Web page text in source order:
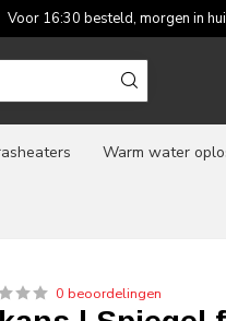
Voor 16:30 besteld, morgen in
Warm water
0 beoordelingen